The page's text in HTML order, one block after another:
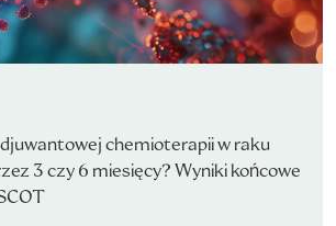
chemioterapii w raku
3 czy 6 miesięcy? Wyniki końcowe